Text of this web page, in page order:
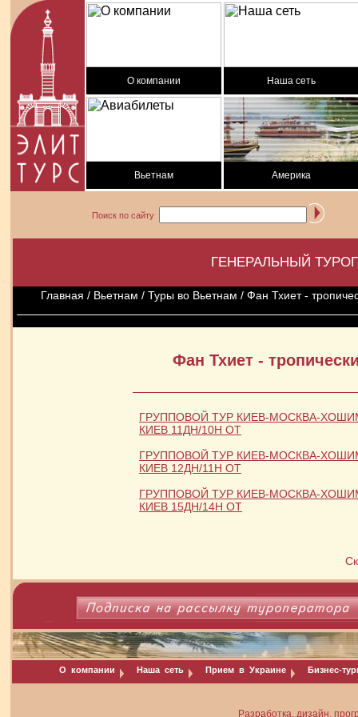
О компании Наша сеть
Вьетнам Америка
Поиск по сайту
ГЕНЕРАЛЬНЫЙ
Главная / Вьетнам / Туры во Вьетнам / Фан Тхиет -
Фан Тхиет -
ГРУППОВОЙ ТУР КИЕВ-МОСКВА-
КИЕВ 11ДН/10Н ОТ
ГРУППОВОЙ ТУР КИЕВ-МОСКВА-
КИЕВ 12ДН/11Н ОТ
ГРУППОВОЙ ТУР КИЕВ-МОСКВА-
КИЕВ 15ДН/14Н ОТ
О компании Наша сеть Прием в Украине Бизнес-
Разработка, дизайн,